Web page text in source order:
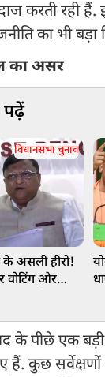
करती रही हैं.
का भी बड़ा
का असर
पढ़ें
विधानसभा चुनाव
के असली हीरो!
वोटिंग और
के पीछे एक
कुछ सर्वेक्षणों